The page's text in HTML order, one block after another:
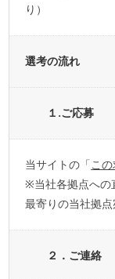
り）
選考の流れ
１.ご応募
当サイトの「こ
※当社各拠点への
最寄りの当社拠点
２．ご連絡